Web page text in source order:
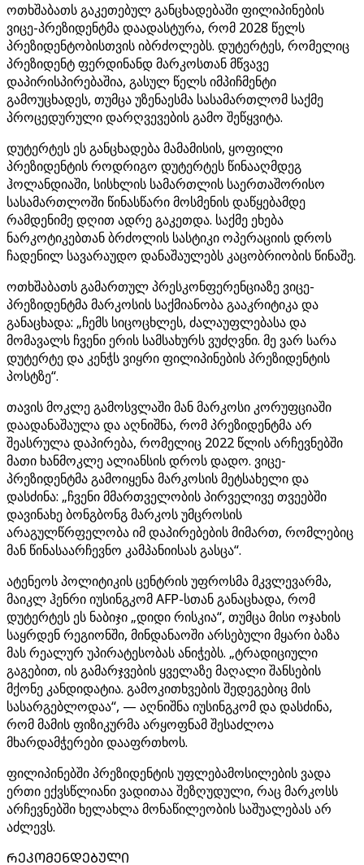
ოთხშაბათს გაკეთებულ განცხადებაში ფილიპინების
ვიცე-პრეზიდენტმა დაადასტურა, რომ 2028 წელს
პრეზიდენტობისთვის იბრძოლებს. დუტერტეს, რომელიც
პრეზიდენტ ფერდინანდ მარკოსთან მწვავე
დაპირისპირებაშია, გასულ წელს იმპიჩმენტი
გამოუცხადეს, თუმცა უზენაესმა სასამართლომ საქმე
პროცედურული დარღვევების გამო შეწყვიტა.
დუტერტეს ეს განცხადება მამამისის, ყოფილი
პრეზიდენტის როდრიგო დუტერტეს წინააღმდეგ
ჰოლანდიაში, სისხლის სამართლის საერთაშორისო
სასამართლოში წინასწარი მოსმენის დაწყებამდე
რამდენიმე დღით ადრე გაკეთდა. საქმე ეხება
ნარკოტიკებთან ბრძოლის სასტიკი ოპერაციის დროს
ჩადენილ სავარაუდო დანაშაულებს კაცობრიობის წინაშე.
ოთხშაბათს გამართულ პრესკონფერენციაზე ვიცე-
პრეზიდენტმა მარკოსის საქმიანობა გააკრიტიკა და
განაცხადა: „ჩემს სიცოცხლეს, ძალაუფლებასა და
მომავალს ჩვენი ერის სამსახურს ვუძღვნი. მე ვარ სარა
დუტერტე და კენჭს ვიყრი ფილიპინების პრეზიდენტის
პოსტზე“.
თავის მოკლე გამოსვლაში მან მარკოსი კორუფციაში
დაადანაშაულა და აღნიშნა, რომ პრეზიდენტმა არ
შეასრულა დაპირება, რომელიც 2022 წლის არჩევნებში
მათი ხანმოკლე ალიანსის დროს დადო. ვიცე-
პრეზიდენტმა გამოიყენა მარკოსის მეტსახელი და
დასძინა: „ჩვენი მმართველობის პირველივე თვეებში
დავინახე ბონგბონგ მარკოს უმცროსის
არაგულწრფელობა იმ დაპირებების მიმართ, რომლებიც
მან წინასაარჩევნო კამპანიისას გასცა“.
ატენეოს პოლიტიკის ცენტრის უფროსმა მკვლევარმა,
მაიკლ ჰენრი იუსინგკომ AFP-სთან განაცხადა, რომ
დუტერტეს ეს ნაბიჯი „დიდი რისკია“, თუმცა მისი ოჯახის
საყრდენ რეგიონში, მინდანაოში არსებული მყარი ბაზა
მას რეალურ უპირატესობას ანიჭებს. „ტრადიციული
გაგებით, ის გამარჯვების ყველაზე მაღალი შანსების
მქონე კანდიდატია. გამოკითხვების შედეგებიც მის
სასარგებლოდაა“, — აღნიშნა იუსინგკომ და დასძინა,
რომ მამის ფიზიკურმა არყოფნამ შესაძლოა
მხარდამჭერები დააფრთხოს.
ფილიპინებში პრეზიდენტის უფლებამოსილების ვადა
ერთი ექვსწლიანი ვადითაა შეზღუდული, რაც მარკოსს
არჩევნებში ხელახლა მონაწილეობის საშუალებას არ
აძლევს.
ᲠᲔᲙᲝᲛᲔᲜᲓᲔᲑᲣᲚᲘ